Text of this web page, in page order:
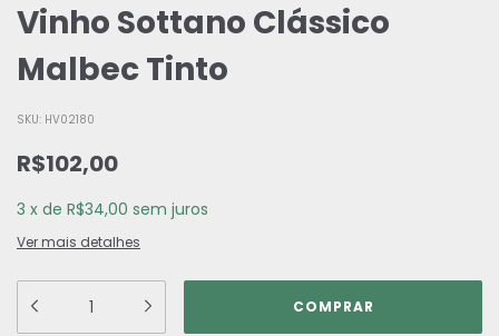
Vinho Sottano Clássico
Malbec Tinto
SKU: HV02180
R$102,00
3 x de R$34,00 sem juros
Ver mais detalhes